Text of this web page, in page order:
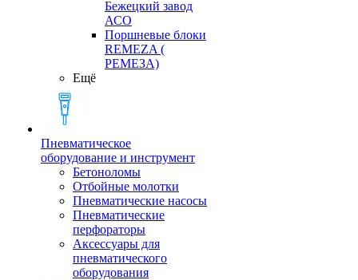
Бежецкий завод
АСО
Поршневые блоки
REMEZA (
РЕМЕЗА)
Ещё
Пневматическое
оборудование и инструмент
Бетоноломы
Отбойные молотки
Пневматические насосы
Пневматические
перфораторы
Аксессуары для
пневматического
оборудования